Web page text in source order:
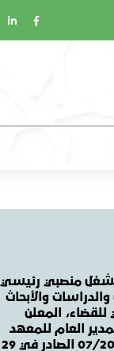
لشغل منصبي رئيسي
والأبحاث
للقضاء، المعلن
العام للمعهد
العالي للقضاء رقم 07/2026 الصادر في 29